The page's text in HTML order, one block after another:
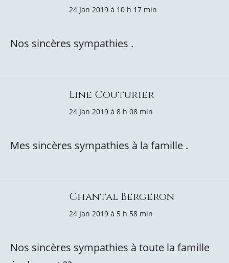
24 Jan 2019 à 10 h 17 min
Nos sincères sympathies .
Line Couturier
24 Jan 2019 à 8 h 08 min
Mes sincères sympathies à la famille .
Chantal Bergeron
24 Jan 2019 à 5 h 58 min
Nos sincères sympathies à toute la famille